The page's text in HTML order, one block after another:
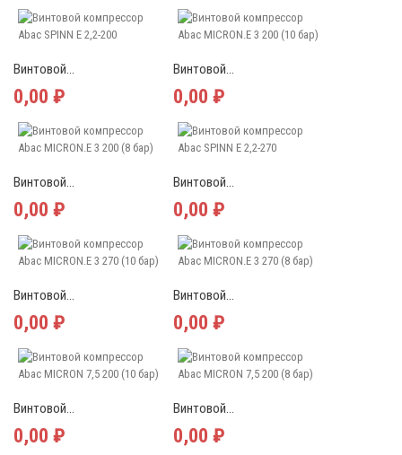
Винтовой...
0,00 ₽
Винтовой...
0,00 ₽
Винтовой...
0,00 ₽
Винтовой...
0,00 ₽
Винтовой...
0,00 ₽
Винтовой...
0,00 ₽
Винтовой...
0,00 ₽
Винтовой...
0,00 ₽